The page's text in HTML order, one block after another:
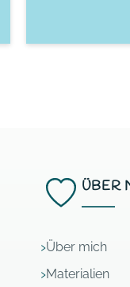
ÜBER
Über mich
Materialien